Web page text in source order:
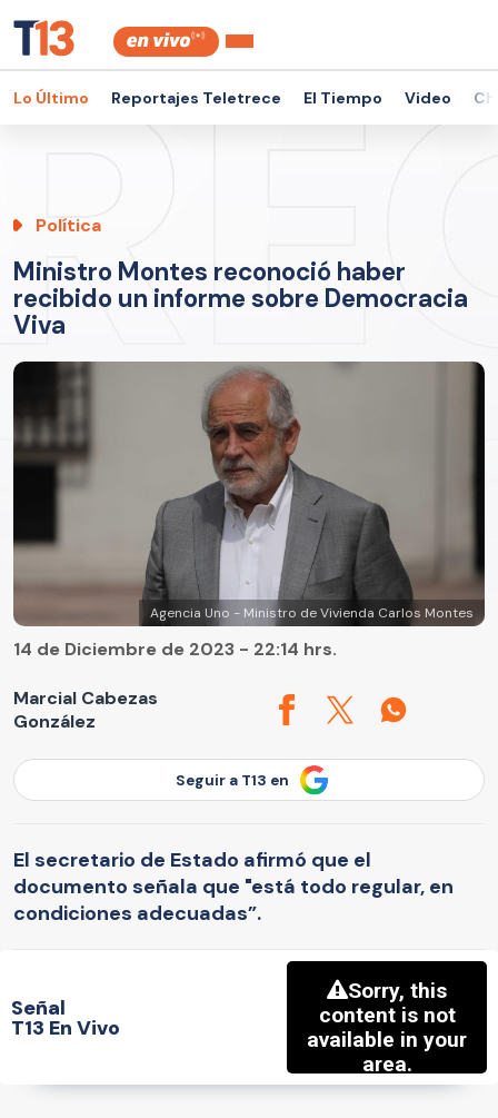
Lo Último Reportajes Teletrece El Tiempo Video
Política
Ministro Montes reconoció haber
recibido un informe sobre Democracia
Viva
Agencia Uno - Ministro de Vivienda Carlos Montes
Marcial Cabezas
González
14 de Diciembre de 2023 - 22:14 hrs.
Seguir a T13 en
El secretario de Estado afirmó que el
documento señala que "está todo regular, en
condiciones adecuadas”.
Señal
T13 En Vivo